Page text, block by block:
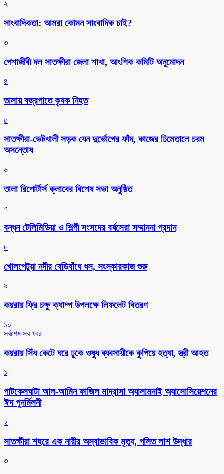
২
সাংবাদিকতা: আমরা কোমন সাংবাদিক চাই?
৩
পেশাজীবী দল সাতক্ষীরা জেলা শাখা, আংশিক কমিটি অনুমোদন
৪
তালায় বজ্রপাতে কৃষক নিহত
৫
সাতক্ষীরা-ভেটখালী সড়ক যেন দুর্ভোগের ফাঁদ, কাজের ঢিমেতালে চরম
অসন্তোষ
৬
‎তালা রিপোর্টার্স ক্লাবের বিশেষ সভা অনুষ্ঠিত
৭
বন্ধন টেলিমিডিয়া ও শিল্পী সংসদের বর্ষসেরা সম্মাননা প্রদান
৮
খোলপেটুয়া নদীর বেড়িবাঁধে ধস, সংস্কারকাজ শুরু
৯
কয়রায় ফ্রি চক্ষু ক্যাম্প উপলক্ষে লিফলেট বিতরণ
১০
সর্বশেষ সব খবর
কয়রায় সিঁধ কেটে ঘরে ঢুকে ওষুধ ব্যবসায়ীকে কুপিয়ে হত্যা, স্ত্রী আহত
১
পাটকেলঘাটা আল-আমিন ফাজিল মাদ্রাসা অ্যালামনাই অ্যাসোসিয়েশনের
ঈদ পুনর্মিলনী
২
সাতক্ষীরা শহরে এক নারীর অস্বাভাবিক মৃত্যু, গলিত লাশ উদ্ধার
৩